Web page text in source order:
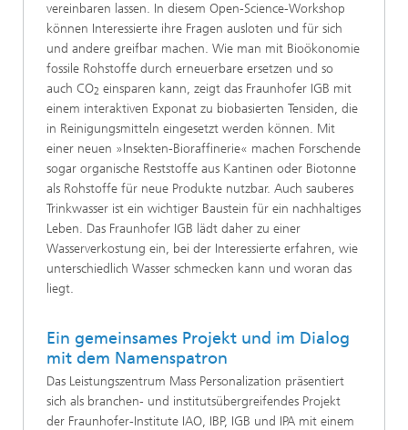
vereinbaren lassen. In diesem Open-Science-Workshop
können Interessierte ihre Fragen ausloten und für sich
und andere greifbar machen. Wie man mit Bioökonomie
fossile Rohstoffe durch erneuerbare ersetzen und so
auch CO2 einsparen kann, zeigt das Fraunhofer IGB mit
einem interaktiven Exponat zu biobasierten Tensiden, die
in Reinigungsmitteln eingesetzt werden können. Mit
einer neuen »Insekten-Bioraffinerie« machen Forschende
sogar organische Reststoffe aus Kantinen oder Biotonne
als Rohstoffe für neue Produkte nutzbar. Auch sauberes
Trinkwasser ist ein wichtiger Baustein für ein nachhaltiges
Leben. Das Fraunhofer IGB lädt daher zu einer
Wasserverkostung ein, bei der Interessierte erfahren, wie
unterschiedlich Wasser schmecken kann und woran das
liegt.
Ein gemeinsames Projekt und im Dialog
mit dem Namenspatron
Das Leistungszentrum Mass Personalization präsentiert
sich als branchen- und institutsübergreifendes Projekt
der Fraunhofer-Institute IAO, IBP, IGB und IPA mit einem